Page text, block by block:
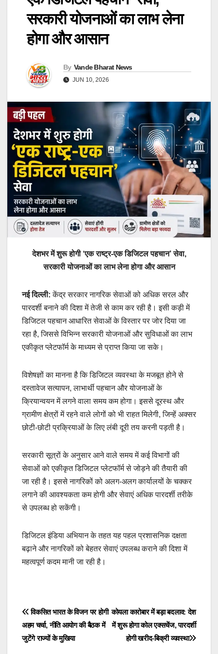
सरकारी योजनाओं का लाभ लेना
होगा और आसान
By Vande Bharat News
JUN 10, 2026
देशभर में शुरू होगी ‘एक राष्ट्र-एक डिजिटल पहचान’ सेवा,
सरकारी योजनाओं का लाभ लेना होगा और आसान
नई दिल्ली: केंद्र सरकार नागरिक सेवाओं को अधिक सरल और
पारदर्शी बनाने की दिशा में तेजी से काम कर रही है। इसी कड़ी में
डिजिटल पहचान आधारित सेवाओं के विस्तार पर जोर दिया जा
रहा है, जिससे विभिन्न सरकारी योजनाओं और सुविधाओं का लाभ
एकीकृत प्लेटफॉर्म के माध्यम से प्राप्त किया जा सके।
विशेषज्ञों का मानना है कि डिजिटल व्यवस्था के मजबूत होने से
दस्तावेज सत्यापन, लाभार्थी पहचान और योजनाओं के
क्रियान्वयन में लगने वाला समय कम होगा। इससे दूरस्थ और
ग्रामीण क्षेत्रों में रहने वाले लोगों को भी राहत मिलेगी, जिन्हें अक्सर
छोटी-छोटी प्रक्रियाओं के लिए लंबी दूरी तय करनी पड़ती है।
सरकारी सूत्रों के अनुसार आने वाले समय में कई विभागों की
सेवाओं को एकीकृत डिजिटल प्लेटफॉर्म से जोड़ने की तैयारी की
जा रही है। इससे नागरिकों को अलग-अलग कार्यालयों के चक्कर
लगाने की आवश्यकता कम होगी और सेवाएं अधिक पारदर्शी तरीके
से उपलब्ध हो सकेंगी।
डिजिटल इंडिया अभियान के तहत यह पहल प्रशासनिक दक्षता
बढ़ाने और नागरिकों को बेहतर सेवाएं उपलब्ध कराने की दिशा में
महत्वपूर्ण कदम मानी जा रही है।
Post
navigation
कोयला कारोबार में बड़ा बदलाव: देश
में शुरू होगा कोल एक्सचेंज, पारदर्शी
होगी खरीद-बिक्री व्यवस्था
विकसित भारत के विजन पर होगी
अहम चर्चा, नीति आयोग की बैठक में
जुटेंगे राज्यों के मुखिया